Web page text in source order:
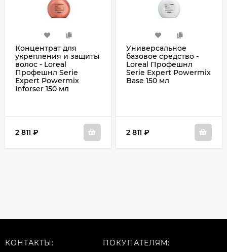
Концентрат для
укрепления и защиты
волос - Loreal
Профешнл Serie
Expert Powermix
Inforser 150 мл
2 811 ₽
Универсальное
базовое средство -
Loreal Профешнл
Serie Expert Powermix
Base 150 мл
2 811 ₽
КОНТАКТЫ: ПОКУПАТЕЛЯМ: